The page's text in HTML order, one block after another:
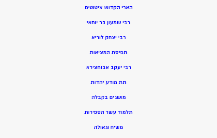
הארי הקדוש ציטוטים
רבי שמעון בר יוחאי
רבי יצחק לוריא
תפיסת המציאות
רבי יעקב אבוחצירא
תת מודע יהדות
מושגים בקבלה
תלמוד עשר הספירות
משיח וגאולה